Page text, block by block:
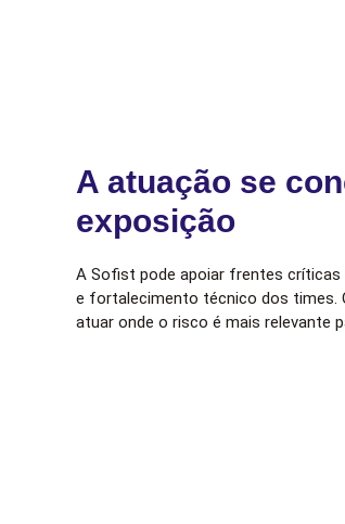
A atuação se
exposição
A Sofist pode apoiar frentes críticas
e fortalecimento técnico dos times.
atuar onde o risco é mais relevante